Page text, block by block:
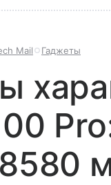
Mail Гаджеты